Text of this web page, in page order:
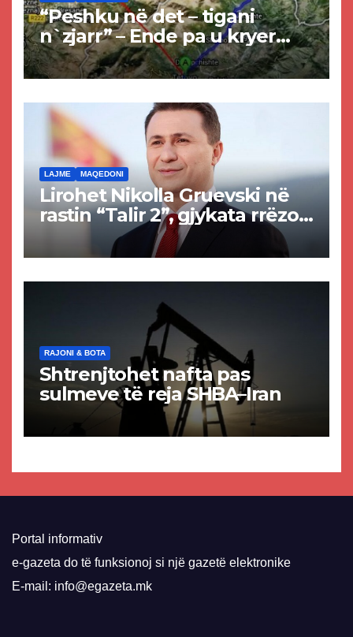
“Peshku në det – tigani
n`zjarr” – Ende pa u kryer
projekti i tunelit, komuna e
Tetovës nis punimet për
LAJME MAQEDONI
Lirohet Nikolla Gruevski në
rastin “Talir 2”, gjykata rrëzon
akuzat për ndërtimin e
paligjshëm të selisë së
RAJONI & BOTA
Shtrenjtohet nafta pas
sulmeve të reja SHBA–Iran
Portal informativ
e-gazeta do të funksionoj si një gazetë elektronike
E-mail: info@egazeta.mk